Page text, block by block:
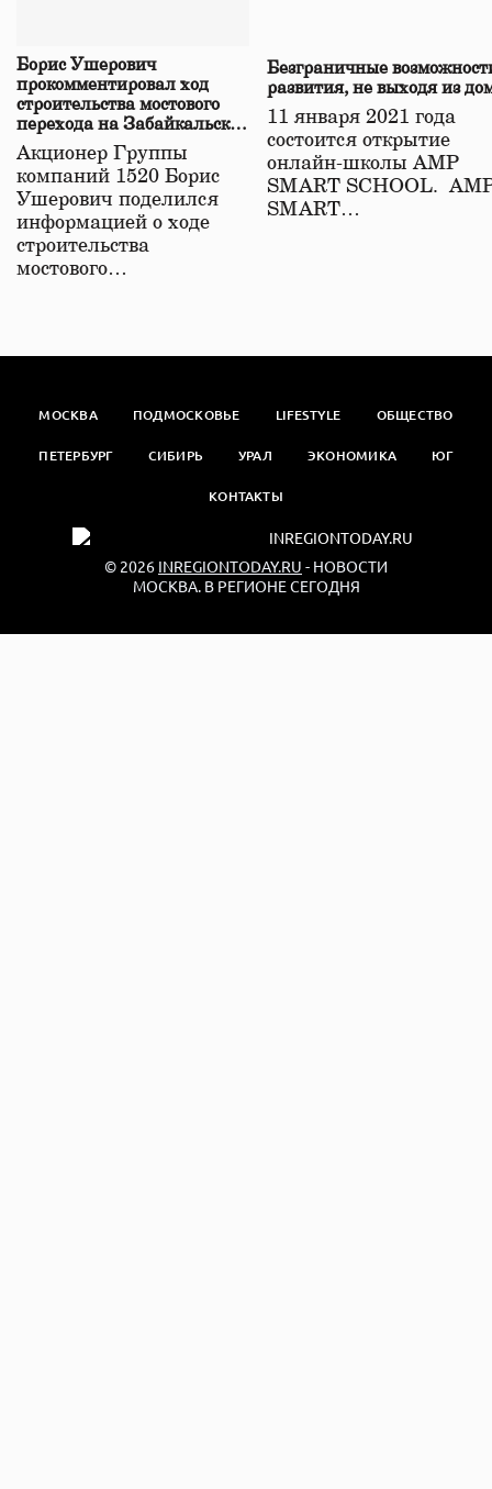
Борис Ушерович
прокомментировал ход
строительства мостового
перехода на Забайкальской
железной дороге
Акционер Группы
компаний 1520 Борис
Ушерович поделился
информацией о ходе
строительства
мостового…
Безграничные
развития, не выходя из
11 января 2021 года
состоится открытие
онлайн-школы АМР
SMART SCHOOL.
SMART…
МОСКВА ПОДМОСКОВЬЕ LIFESTYLE ОБЩЕСТВО
ПЕТЕРБУРГ СИБИРЬ УРАЛ ЭКОНОМИКА ЮГ
КОНТАКТЫ
© 2026 INREGIONTODAY.RU - НОВОСТИ
МОСКВА. В РЕГИОНЕ СЕГОДНЯ